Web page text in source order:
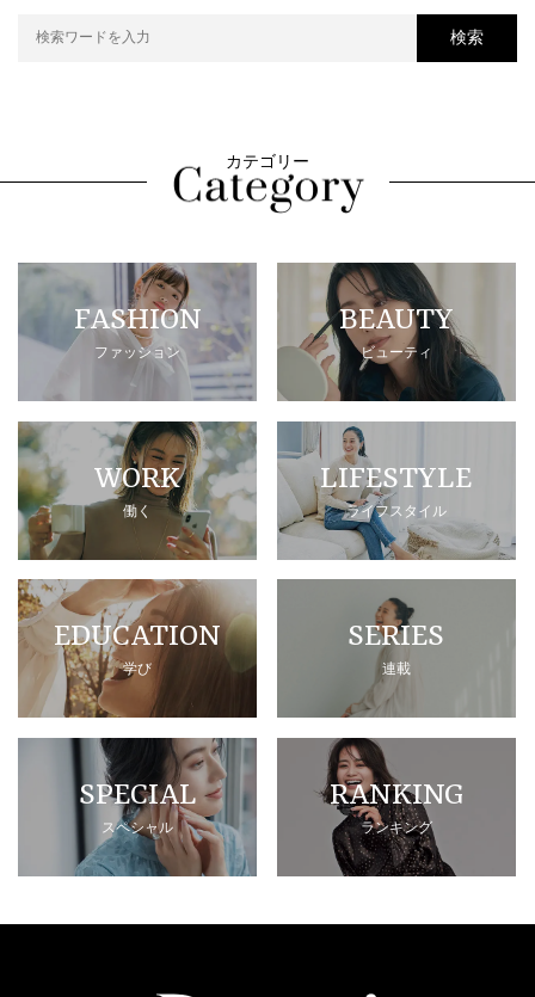
検索
カテゴリー
FASHION
ファッション
BEAUTY
ビューティ
WORK
働く
LIFESTYLE
ライフスタイル
EDUCATION
学び
SERIES
連載
SPECIAL
スペシャル
RANKING
ランキング